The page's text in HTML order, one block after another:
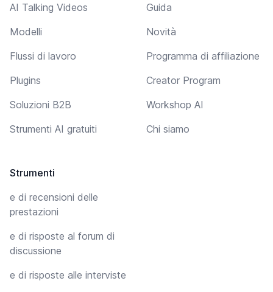
AI Talking Videos
Modelli
Flussi di lavoro
Plugins
Soluzioni B2B
Strumenti AI gratuiti
Strumenti
e di recensioni delle
prestazioni
e di risposte al forum di
discussione
e di risposte alle interviste
Guida
Novità
Programma di affiliazione
Creator Program
Workshop AI
Chi siamo